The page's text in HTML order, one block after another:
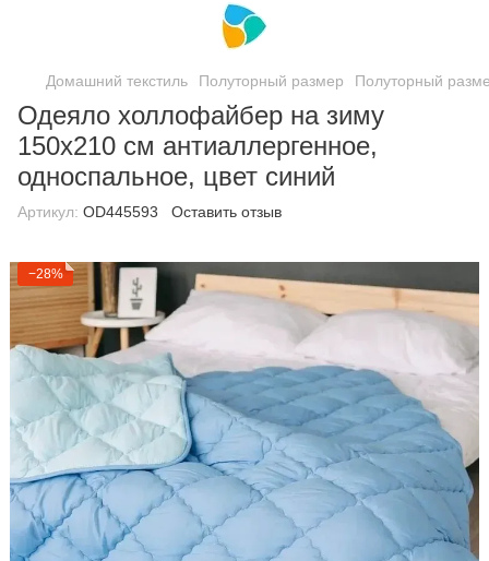
Домашний текстиль Полуторный размер Полуторный
Одеяло холлофайбер на зиму
150х210 см антиаллергенное,
односпальное, цвет синий
Артикул: ОD445593 Оставить отзыв
−28%